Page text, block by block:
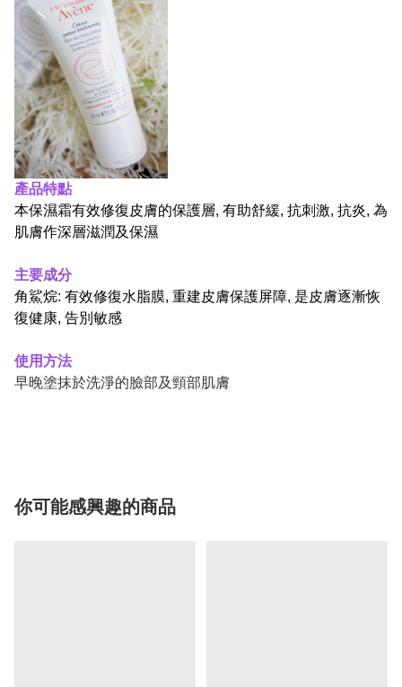
產品特點
本保濕霜有效修復皮膚的保護層, 有助舒緩, 抗刺激, 抗炎, 為
肌膚作深層滋潤及保濕
主要成分
角鯊烷: 有效修復水脂膜, 重建皮膚保護屏障, 是皮膚逐漸恢
復健康, 告別敏感
使用方法
早晚塗抹於洗淨的臉部及頸部肌膚
你可能感興趣的商品